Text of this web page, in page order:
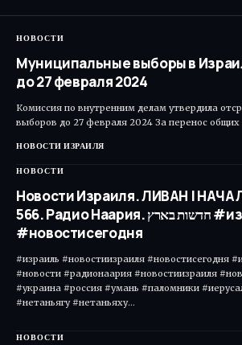
НОВОСТИ
Муниципальные выборы в
до 27 февраля 2024
Комиссия по внутренним делам утвердила
выборов до 27 февраля 2024 За перенос
НОВОСТИ ИЗРАИЛЯ
НОВОСТИ
Новости Израиля. ЛИВАН |
566. Радио Наария. חדשות בארץ #израиль
#новостисегодня
#израиль #новостиизраиля #новостисегодня
#новости #радионаария #новостиизраиля
#украина #россия #умань #паломники
#нетаньягу #нетаньяху…
НОВОСТИ